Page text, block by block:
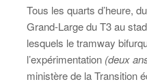
Tous les quarts d’heure,
Grand-Large du T3 au
lesquels le tramway
l’expérimentation(deux
ministère de la Transition